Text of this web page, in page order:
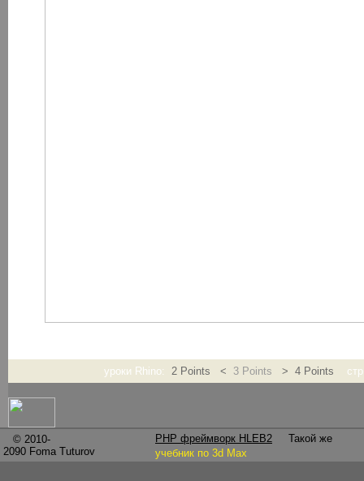
2 Points (По двум точкам)-
уроки Rhino: 2 Points < 3 Points > 4 Points
© 2010-
2090 Foma Tuturov
PHP фреймворк HLEB2
Такой же
учебник по 3d Max